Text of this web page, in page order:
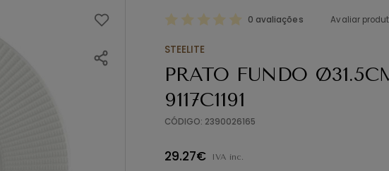
0 avaliações Avaliar
STEELITE
PRATO FUNDO
9117C1191
CÓDIGO: 2390026165
29.27€ IVA inc.